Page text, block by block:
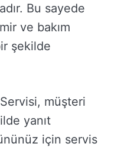
Bu sayede
ve bakım
şekilde
müşteri
yanıt
için servis